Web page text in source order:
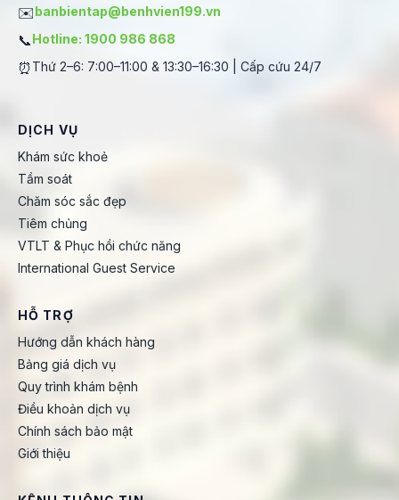
✉️banbientap@benhvien199.vn
📞Hotline: 1900 986 868
⏰ Thứ 2–6: 7:00–11:00 & 13:30–16:30 | Cấp cứu 24/7
DỊCH VỤ
Khám sức khoẻ
Tầm soát
Chăm sóc sắc đẹp
Tiêm chủng
VTLT & Phục hồi chức năng
International Guest Service
HỖ TRỢ
Hướng dẫn khách hàng
Bảng giá dịch vụ
Quy trình khám bệnh
Điều khoản dịch vụ
Chính sách bảo mật
Giới thiệu